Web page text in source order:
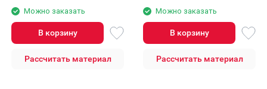
Можно заказать
В корзину
Рассчитать материал
Можно заказать
В корзину
Рассчитать материал